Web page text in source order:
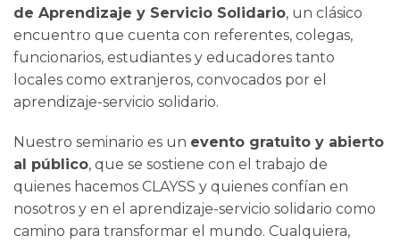
de Aprendizaje y Servicio Solidario, un clásico
encuentro que cuenta con referentes, colegas,
funcionarios, estudiantes y educadores tanto
locales como extranjeros, convocados por el
aprendizaje-servicio solidario.
Nuestro seminario es un evento gratuito y abierto
al público, que se sostiene con el trabajo de
quienes hacemos CLAYSS y quienes confían en
nosotros y en el aprendizaje-servicio solidario como
camino para transformar el mundo. Cualquiera,